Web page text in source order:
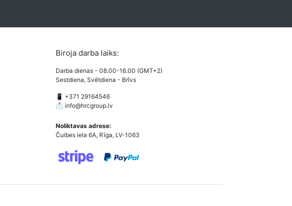
Biroja darba laiks:
Darba dienas - 08.00-16.00 (GMT+2)
Sestdiena, Svētdiena - Brīvs
📱 +371 29164546
📩 info@hrcgroup.lv
Noliktavas adrese:
Čuibes iela 6A, Rīga, LV-1063